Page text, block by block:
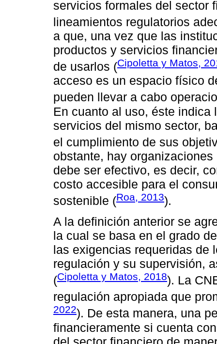
servicios formales del sector
lineamientos regulatorios
a que, una vez que las
productos y servicios
de usarlos (Cipoletta y Matos,
acceso es un espacio físico
pueden llevar a cabo
En cuanto al uso, éste
servicios del mismo sector,
el cumplimiento de sus
obstante, hay
debe ser efectivo, es decir,
costo accesible para el
sostenible (Roa, 2013).
A la definición anterior se
la cual se basa en el grado
las exigencias requeridas de
regulación y su supervisión,
(Cipoletta y Matos, 2018). La
regulación apropiada que
2022). De esta manera, una
financieramente si cuenta